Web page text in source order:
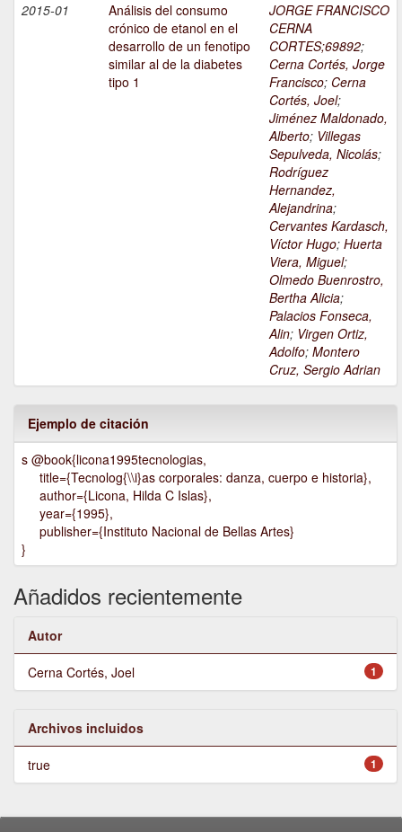
2015-01
Análisis del consumo
crónico de etanol en el
desarrollo de un fenotipo
similar al de la diabetes
tipo 1
JORGE FRANCISCO
CERNA
CORTES;69892;
Cerna Cortés, Jorge
Francisco; Cerna
Cortés, Joel;
Jiménez Maldonado,
Alberto; Villegas
Sepulveda, Nicolás;
Rodríguez
Hernandez,
Alejandrina;
Cervantes Kardasch,
Víctor Hugo; Huerta
Viera, Miguel;
Olmedo Buenrostro,
Bertha Alicia;
Palacios Fonseca,
Alin; Virgen Ortiz,
Adolfo; Montero
Cruz, Sergio Adrian
Ejemplo de citación
s @book{licona1995tecnologias,
title={Tecnolog{\\i}as corporales: danza, cuerpo e historia},
author={Licona, Hilda C Islas},
year={1995},
publisher={Instituto Nacional de Bellas Artes}
}
Añadidos recientemente
Autor
1
Cerna Cortés, Joel
Archivos incluidos
1
true